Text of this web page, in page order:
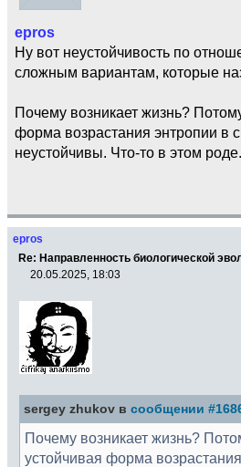
epros
Ну вот неустойчивость по
сложным вариантам, которые
Почему возникает жизнь?
форма возрастания энтропии в
неустойчивы. Что-то в этом роде.
epros
Re: Направленность биологической
20.05.2025, 18:03
sergey zhukov в сообщении
Почему возникает жизнь?
устойчивая форма